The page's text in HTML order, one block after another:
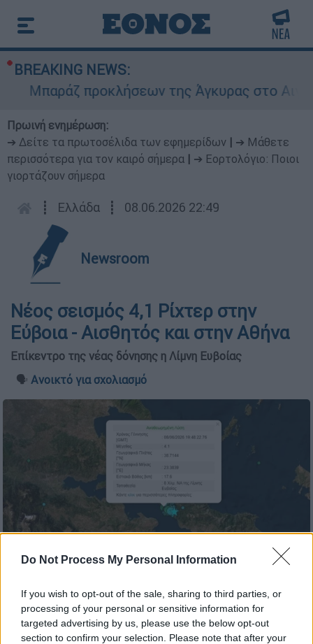
Do Not Process My Personal Information
If you wish to opt-out of the sale, sharing to third parties, or
processing of your personal or sensitive information for
targeted advertising by us, please use the below opt-out
section to confirm your selection. Please note that after your
BREAKING NEWS:
Μπαράζ προκλήσεων της Άγκυρας στο
Πρωινή ενημέρωση:
➔ Δείτε τα πρωτοσέλιδα των εφημερίδων
➔ Μάθετε
περισσότερα για τον καιρό σήμερα
➔ Εορτολόγιο: Ποιοι
γιορτάζουν σήμερα
┋ Ελλάδα ┋ 08.06.2026 22:49
Newsroom
Νέος σεισμός 4,1 Ρίχτερ στην
Εύβοια - Αισθητός και στην Αθήνα
Επίκεντρο της νέας δόνησης η Λίμνη Ευβοίας
🗣️ Ανοικτό για σχολιασμό
Καταγραφή σεισμού (Γεωδυναμικό Ινστιτούτο)
Προσθέστε το ΕΘΝΟΣ στη Google